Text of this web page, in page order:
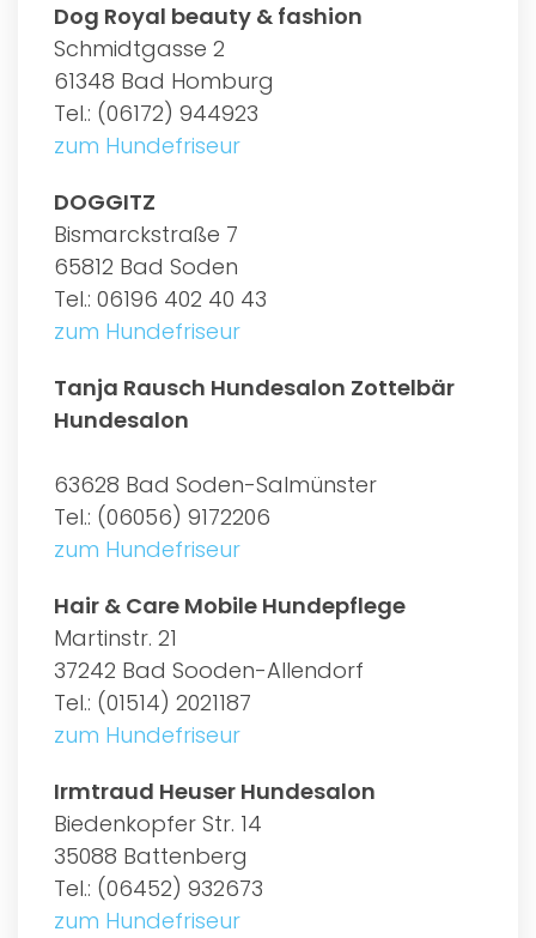
Dog Royal beauty & fashion
Schmidtgasse 2
61348 Bad Homburg
Tel.: (06172) 944923
zum Hundefriseur
DOGGITZ
Bismarckstraße 7
65812 Bad Soden
Tel.: 06196 402 40 43
zum Hundefriseur
Tanja Rausch Hundesalon Zottelbär
Hundesalon
63628 Bad Soden-Salmünster
Tel.: (06056) 9172206
zum Hundefriseur
Hair & Care Mobile Hundepflege
Martinstr. 21
37242 Bad Sooden-Allendorf
Tel.: (01514) 2021187
zum Hundefriseur
Irmtraud Heuser Hundesalon
Biedenkopfer Str. 14
35088 Battenberg
Tel.: (06452) 932673
zum Hundefriseur